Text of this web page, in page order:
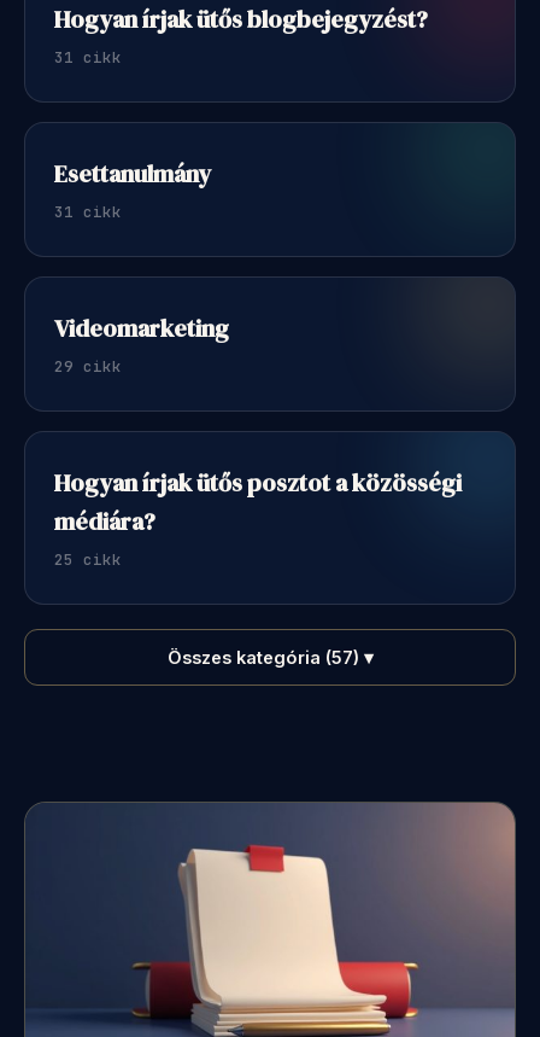
Hogyan írjak ütős blogbejegyzést?
31 cikk
Esettanulmány
31 cikk
Videomarketing
29 cikk
Hogyan írjak ütős posztot a közösségi
médiára?
25 cikk
Összes kategória (57) ▾